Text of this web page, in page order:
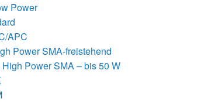
Power
APC
Power SMA-freistehend
Power SMA – bis 50 W